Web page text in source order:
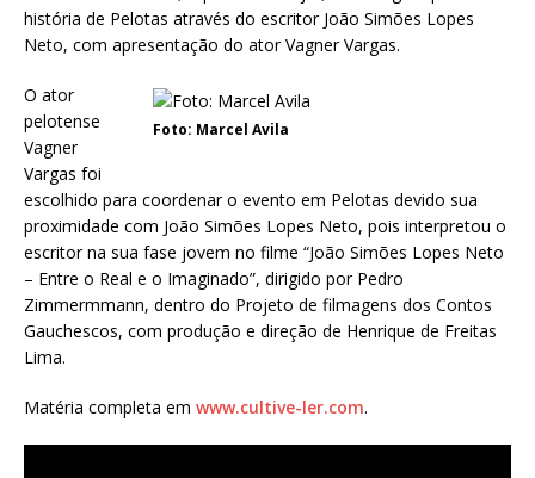
história de Pelotas através do escritor João Simões Lopes
Neto, com apresentação do ator Vagner Vargas.
Foto: Marcel Avila
O ator
pelotense
Vagner
Vargas foi
escolhido para coordenar o evento em Pelotas devido sua
proximidade com João Simões Lopes Neto, pois interpretou o
escritor na sua fase jovem no filme “João Simões Lopes Neto
– Entre o Real e o Imaginado”, dirigido por Pedro
Zimmermmann, dentro do Projeto de filmagens dos Contos
Gauchescos, com produção e direção de Henrique de Freitas
Lima.
Matéria completa em www.cultive-ler.com.